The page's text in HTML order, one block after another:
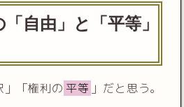
自由」と「平等」
」「権利の 平等 」だと思う。